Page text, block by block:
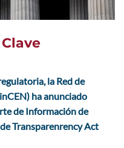
la Red de
ha anunciado
de Información de
Transparenrency Act